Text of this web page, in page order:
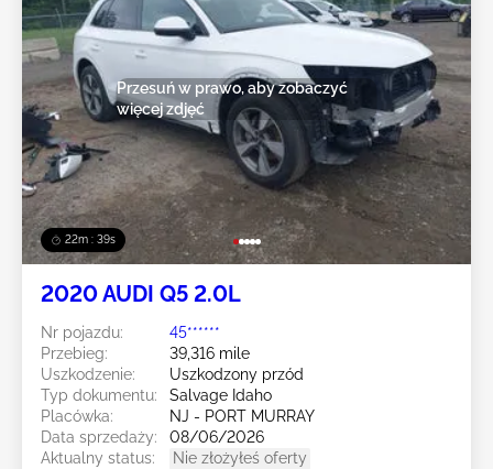
22m : 36s
Przesuń w prawo, aby zobaczyć
więcej zdjęć
2020 AUDI Q5 2.0L
Nr pojazdu:
45******
Przebieg:
39,316 mile
Uszkodzenie:
Uszkodzony przód
Typ dokumentu:
Salvage Idaho
Placówka:
NJ - PORT MURRAY
Data sprzedaży:
08/06/2026
Aktualny status:
Nie złożyłeś oferty